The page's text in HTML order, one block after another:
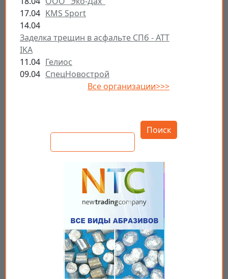
17.04 KMS Sport
14.04
Заделка трещин в асфальте СПб - ATT
IKA
11.04 Гелиос
09.04 СпецНовострой
Все организации>>>